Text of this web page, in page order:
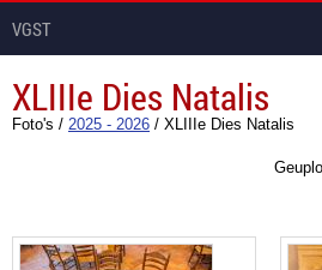
VGST
XLIIIe Dies Natalis
Foto's / 2025 - 2026 / XLIIIe Dies Natalis